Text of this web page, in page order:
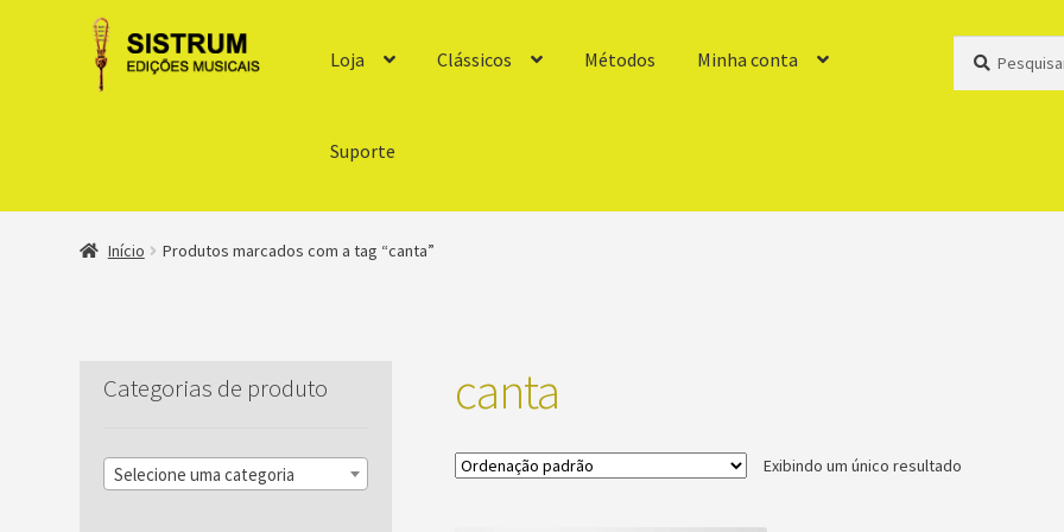
Loja Clássicos Métodos Minha conta
Suporte
Pesquisar
Início Produtos marcados com a tag “canta”
canta
Exibindo um único resultado
Categorias de produto
Selecione uma categoria